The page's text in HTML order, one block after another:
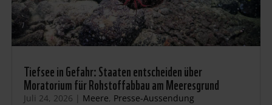
Tiefsee in Gefahr: Staaten entscheiden über
Moratorium für Rohstoffabbau am Meeresgrund
Juli 24, 2026 | Meere, Presse-Aussendung